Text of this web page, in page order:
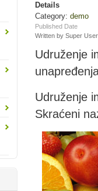
Details
Category: demo
Published Date
Written by Super User
Udruženje
Udruženje
Skraćeni